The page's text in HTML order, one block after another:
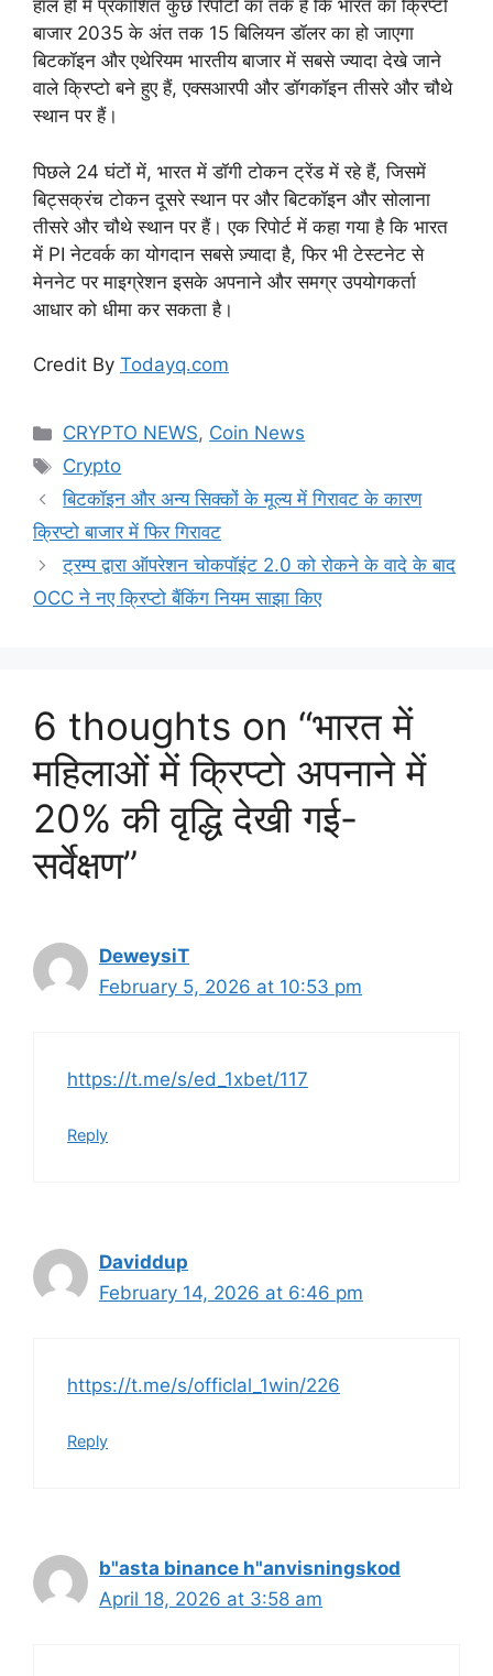
हाल ही में प्रकाशित कुछ रिपोर्टों का तर्क है कि भारत का क्रिप्टो
बाजार 2035 के अंत तक 15 बिलियन डॉलर का हो जाएगा
बिटकॉइन और एथेरियम भारतीय बाजार में सबसे ज्यादा देखे जाने
वाले क्रिप्टो बने हुए हैं, एक्सआरपी और डॉगकॉइन तीसरे और चौथे
स्थान पर हैं।
पिछले 24 घंटों में, भारत में डॉगी टोकन ट्रेंड में रहे हैं, जिसमें
बिट्सक्रंच टोकन दूसरे स्थान पर और बिटकॉइन और सोलाना
तीसरे और चौथे स्थान पर हैं। एक रिपोर्ट में कहा गया है कि भारत
में PI नेटवर्क का योगदान सबसे ज़्यादा है, फिर भी टेस्टनेट से
मेननेट पर माइग्रेशन इसके अपनाने और समग्र उपयोगकर्ता
आधार को धीमा कर सकता है।
Credit By Todayq.com
Categories
CRYPTO NEWS, Coin News
Tags
Crypto
बिटकॉइन और अन्य सिक्कों के मूल्य में गिरावट के कारण
क्रिप्टो बाजार में फिर गिरावट
ट्रम्प द्वारा ऑपरेशन चोकपॉइंट 2.0 को रोकने के वादे के बाद
OCC ने नए क्रिप्टो बैंकिंग नियम साझा किए
6 thoughts on “भारत में
महिलाओं में क्रिप्टो अपनाने में
20% की वृद्धि देखी गई-
सर्वेक्षण”
DeweysiT
February 5, 2026 at 10:53 pm
https://t.me/s/ed_1xbet/117
Reply
Daviddup
February 14, 2026 at 6:46 pm
https://t.me/s/officlal_1win/226
Reply
b"asta binance h"anvisningskod
April 18, 2026 at 3:58 am